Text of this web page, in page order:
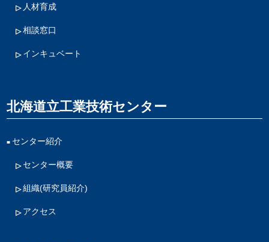
人材育成
相談窓口
インキュベート
北海道立工業技術センター
センター紹介
センター概要
組織(研究員紹介)
アクセス